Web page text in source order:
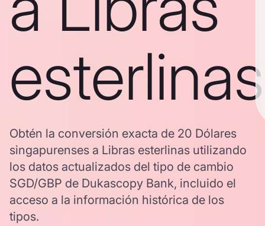
esterlinas
Obtén la conversión exacta de 20 Dólares
singapurenses a Libras esterlinas utilizando
los datos actualizados del tipo de cambio
SGD/GBP de Dukascopy Bank, incluido el
acceso a la información histórica de los
tipos.